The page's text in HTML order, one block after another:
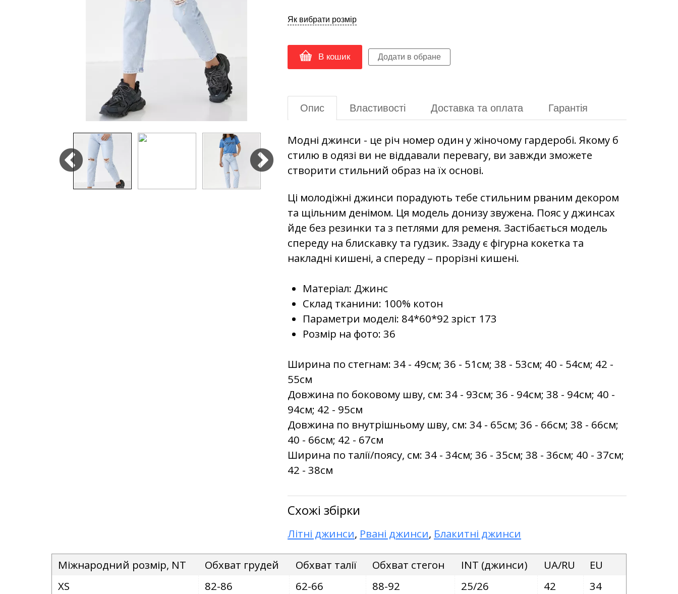
Як вибрати розмір
В кошик
Опис Властивості Доставка та оплата Гарантія
Модні джинси - це річ номер один у жіночому гардеробі. Якому б
стилю в одязі ви не віддавали перевагу, ви завжди зможете
створити стильний образ на їх основі.
Ці молодіжні джинси порадують тебе стильним рваним декором
та щільним денімом. Ця модель донизу звужена. Пояс у джинсах
йде без резинки та з петлями для ременя. Застібається модель
спереду на блискавку та гудзик. Ззаду є фігурна кокетка та
накладні кишені, а спереду – прорізні кишені.
Матеріал: Джинс
Склад тканини: 100% котон
Параметри моделі: 84*60*92 зріст 173
Розмір на фото: 36
Ширина по стегнам: 34 - 49см; 36 - 51см; 38 - 53см; 40 - 54см; 42 -
55см
Довжина по боковому шву, см: 34 - 93см; 36 - 94см; 38 - 94см; 40 -
94см; 42 - 95см
Довжина по внутрішньому шву, см: 34 - 65см; 36 - 66см; 38 - 66см;
40 - 66см; 42 - 67см
Ширина по талії/поясу, см: 34 - 34см; 36 - 35см; 38 - 36см; 40 - 37см;
42 - 38см
Схожі збірки
Літні джинси, Рвані джинси, Блакитні джинси
Міжнародний розмір, NT Обхват грудей Обхват талії Обхват стегон INT (джинси) UA/RU
EU
XS
82-86 62-66 88-92 25/26 42
34